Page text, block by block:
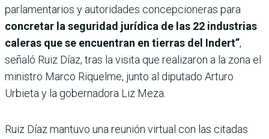
parlamentarios y autoridades concepcioneras para
concretar la seguridad jurídica de las 22 industrias
caleras que se encuentran en tierras del Indert”,
señaló Ruiz Díaz, tras la visita que realizaron a la zona el
ministro Marco Riquelme, junto al diputado Arturo
Urbieta y la gobernadora Liz Meza.
Ruiz Díaz mantuvo una reunión virtual con las citadas